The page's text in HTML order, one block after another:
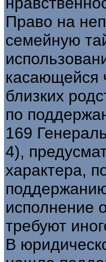
Право на
семейную
касающейся
близких
по
169
4),
характера,
исполнение
требуют
В